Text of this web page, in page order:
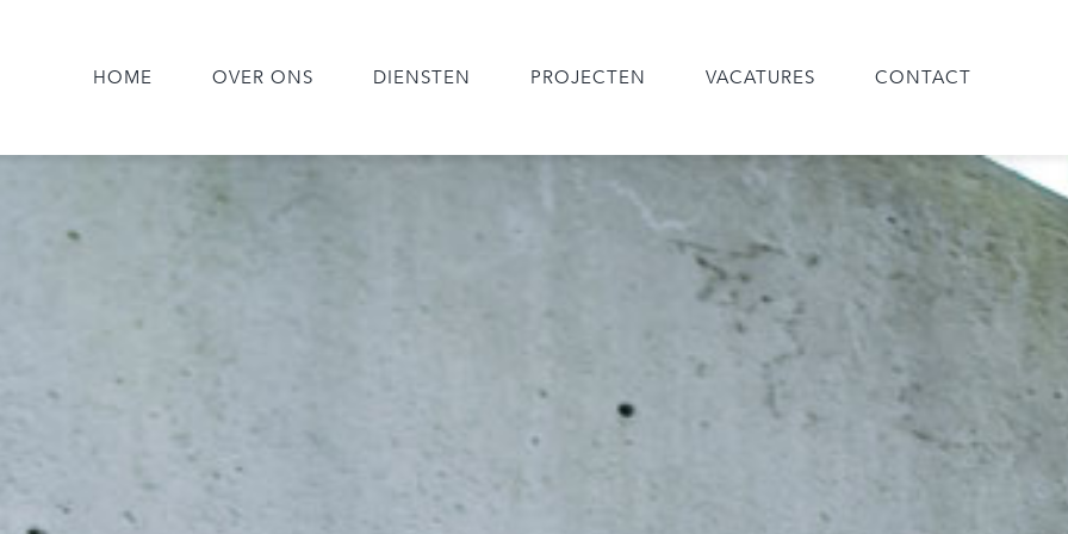
HOME OVER ONS DIENSTEN PROJECTEN VACATURES CONTACT